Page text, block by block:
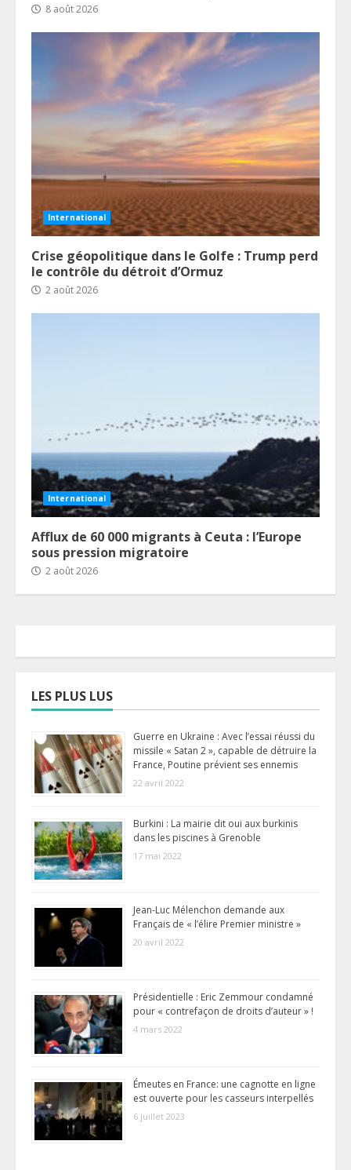
8 août 2026
International
Crise géopolitique dans le Golfe : Trump perd
le contrôle du détroit d’Ormuz
2 août 2026
International
Afflux de 60 000 migrants à Ceuta : l’Europe
sous pression migratoire
2 août 2026
LES PLUS LUS
Guerre en Ukraine : Avec l’essai réussi du
missile « Satan 2 », capable de détruire la
France, Poutine prévient ses ennemis
22 avril 2022
Burkini : La mairie dit oui aux burkinis
dans les piscines à Grenoble
17 mai 2022
Jean-Luc Mélenchon demande aux
Français de « l’élire Premier ministre »
20 avril 2022
Présidentielle : Eric Zemmour condamné
pour « contrefaçon de droits d’auteur » !
4 mars 2022
Émeutes en France: une cagnotte en ligne
est ouverte pour les casseurs interpellés
6 juillet 2023